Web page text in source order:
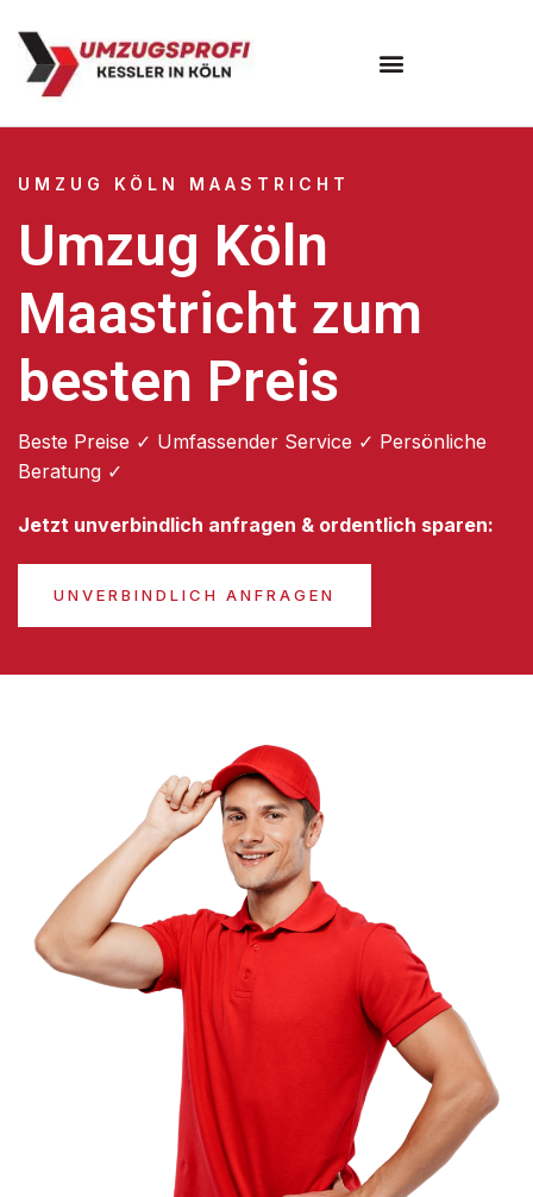
UMZUG KÖLN MAASTRICHT
Umzug Köln
Maastricht zum
besten Preis
Beste Preise ✓ Umfassender Service ✓ Persönliche
Beratung ✓
Jetzt unverbindlich anfragen & ordentlich sparen:
UNVERBINDLICH ANFRAGEN